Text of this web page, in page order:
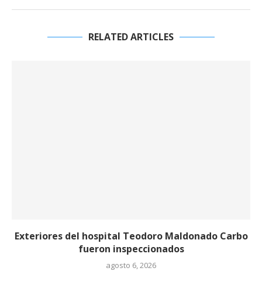
RELATED ARTICLES
Exteriores del hospital Teodoro Maldonado Carbo
fueron inspeccionados
agosto 6, 2026